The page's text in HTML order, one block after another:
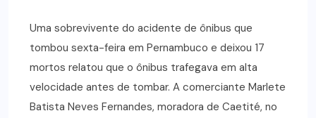
Uma sobrevivente do acidente de ônibus que
tombou sexta-feira em Pernambuco e deixou 17
mortos relatou que o ônibus trafegava em alta
velocidade antes de tombar. A comerciante Marlete
Batista Neves Fernandes, moradora de Caetité, no